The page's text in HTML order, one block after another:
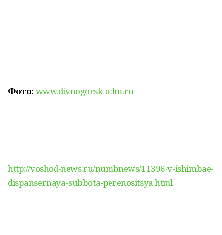
Фото: www.divnogorsk-adm.ru
http://voshod-news.ru/numbnews/11396-v-ishimbae-
dispansernaya-subbota-perenositsya.html